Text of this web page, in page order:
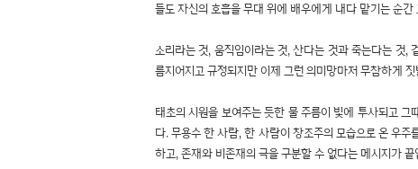
들도 자신의 호흡을 무대 위에 배우에게 내다 맡기는 순
소리라는 것, 움직임이라는 것, 산다는 것과 죽는다는 것,
름지어지고 규정되지만 이제 그런 의미망마저 무참하게
태초의 시원을 보여주는 듯한 물 주름이 빛에 투사되고
다. 무용수 한 사람, 한 사람이 창조주의 모습으로 온 우
하고, 존재와 비존재의 극을 구분할 수 없다는 메시지가